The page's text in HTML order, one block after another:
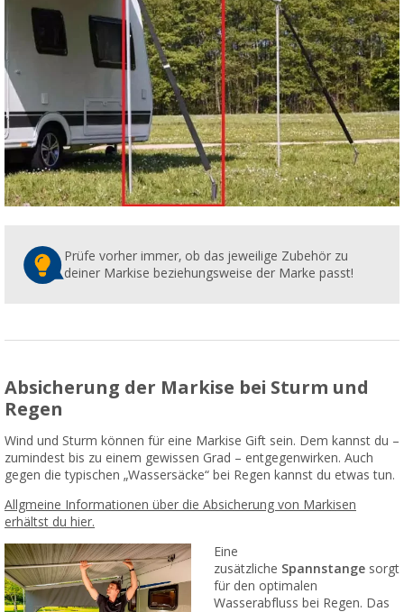
Prüfe vorher immer, ob das jeweilige Zubehör zu
deiner Markise beziehungsweise der Marke passt!
Absicherung der Markise bei Sturm und
Regen
Wind und Sturm können für eine Markise Gift sein. Dem kannst du –
zumindest bis zu einem gewissen Grad – entgegenwirken. Auch
gegen die typischen „Wassersäcke“ bei Regen kannst du etwas tun.
Allgmeine Informationen über die Absicherung von Markisen
erhältst du hier.
Eine
zusätzliche Spannstangesorgt
für den optimalen
Wasserabfluss bei Regen. Das